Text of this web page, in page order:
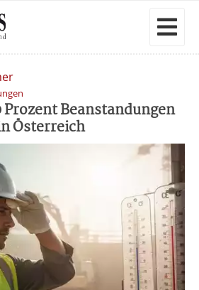
Beanstandungen
Österreich